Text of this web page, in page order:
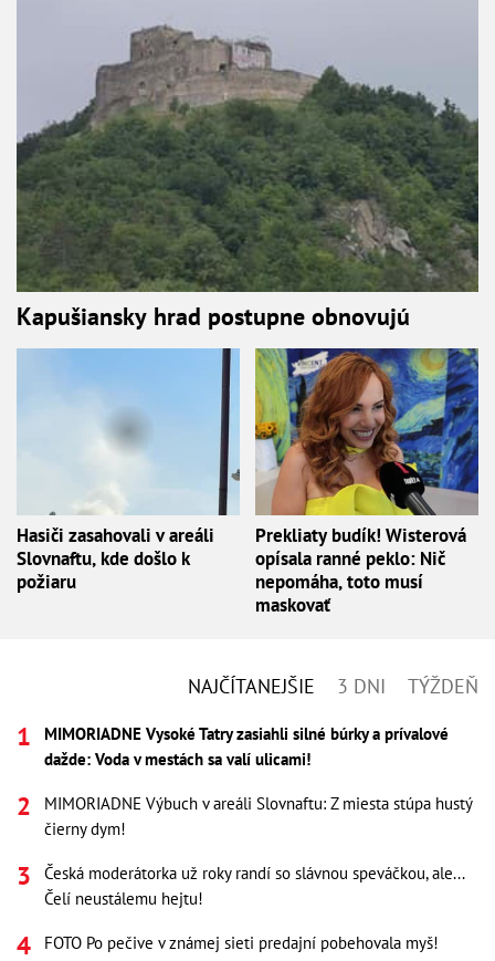
Kapušiansky hrad postupne obnovujú
Hasiči zasahovali v areáli
Slovnaftu, kde došlo k
požiaru
Prekliaty budík! Wisterová
opísala ranné peklo: Nič
nepomáha, toto musí
maskovať
NAJČÍTANEJŠIE 3 DNI TÝŽDEŇ
MIMORIADNE Vysoké Tatry zasiahli silné búrky a prívalové
dažde: Voda v mestách sa valí ulicami!
MIMORIADNE Výbuch v areáli Slovnaftu: Z miesta stúpa hustý
čierny dym!
Česká moderátorka už roky randí so slávnou speváčkou, ale...
Čelí neustálemu hejtu!
FOTO Po pečive v známej sieti predajní pobehovala myš!